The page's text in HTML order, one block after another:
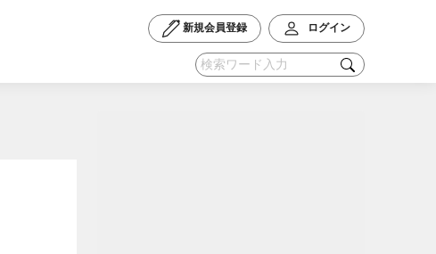
新規会員登録 ログイン